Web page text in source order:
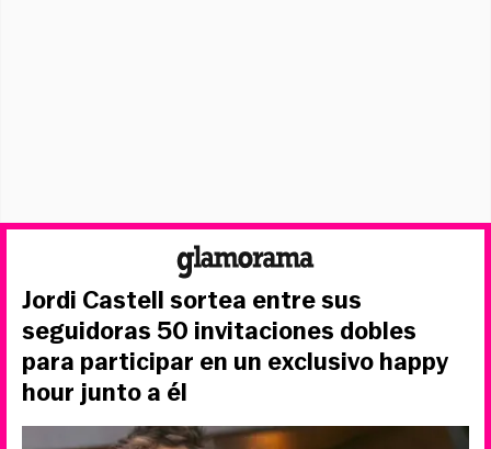
Jordi Castell sortea entre sus
seguidoras 50 invitaciones dobles
para participar en un exclusivo happy
hour junto a él